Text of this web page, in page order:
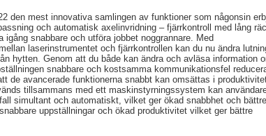
den mest innovativa samlingen av funktioner som någonsin
och automatisk axelinvridning – fjärrkontroll med lång
snabbare och utföra jobbet noggrannare. Med
laserinstrumentet och fjärrkontrollen kan du nu ändra
hytten. Genom att du både kan ändra och avläsa information
snabbare och kostsamma kommunikationsfel
de avancerade funktionerna snabbt kan omsättas i
tillsammans med ett maskinstyrningssystem kan
simultant och automatiskt, vilket ger ökad snabbhet och bättre
uppställningar och ökad produktivitet vilket ger bättre